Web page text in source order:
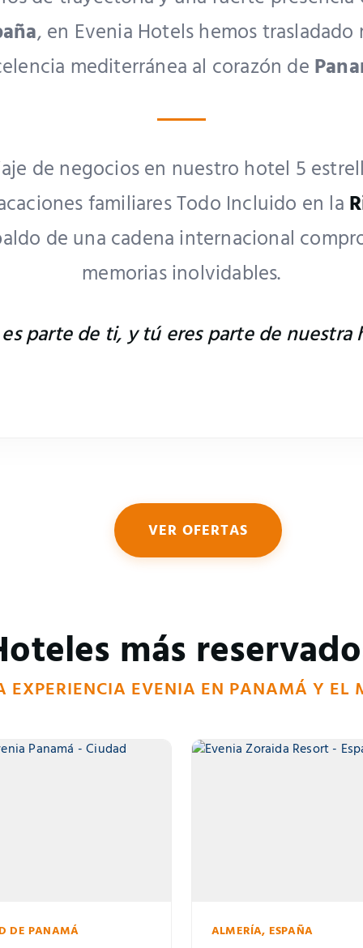
, en Evenia Hotels hemos
mediterránea al corazón de
de negocios en nuestro hotel 5
familiares Todo Incluido en la
de una cadena internacional
memorias inolvidables.
parte de ti, y tú eres parte de nuestra
VER OFERTAS
más
EXPERIENCIA EVENIA EN PANAMÁ Y EL
DE PANAMÁ ALMERÍA, ESPAÑA